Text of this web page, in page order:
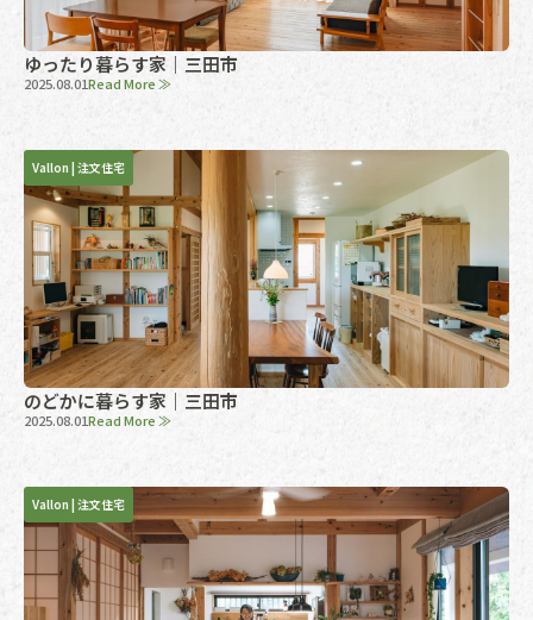
ゆったり暮らす家｜三田市
2025.08.01Read More ≫
Vallon | 注文住宅
のどかに暮らす家｜三田市
2025.08.01Read More ≫
Vallon | 注文住宅